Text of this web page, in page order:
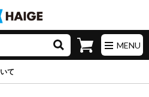
買い物カゴ
MENU
て